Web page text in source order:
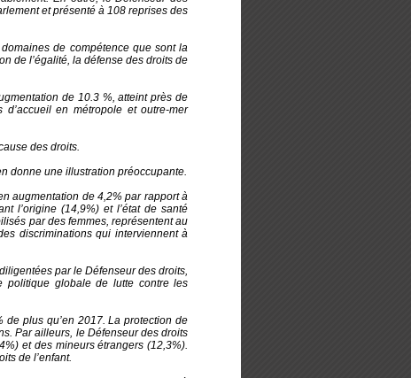
et présenté à 108 reprises des
de compétence que sont la
de l’égalité, la défense des droits de
de 10.3 %, atteint près de
en métropole et outre-mer
des droits.
donne une illustration préoccupante.
augmentation de 4,2% par rapport à
l’origine (14,9%) et l’état de santé
par des femmes, représentent au
discriminations qui interviennent à
par le Défenseur des droits,
politique globale de lutte contre les
de plus qu’en 2017. La protection de
Par ailleurs, le Défenseur des droits
et des mineurs étrangers (12,3%).
de l’enfant.